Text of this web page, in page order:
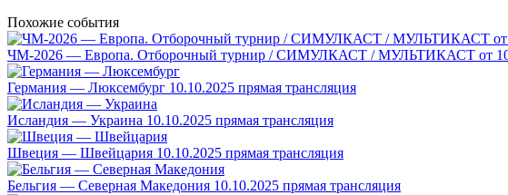
Похожие события
ЧМ-2026 — Европа. Отборочный турнир / СИМУЛКАСТ / МУЛЬТИКАСТ от
Германия — Люксембург 10.10.2025 прямая трансляция
Исландия — Украина 10.10.2025 прямая трансляция
Швеция — Швейцария 10.10.2025 прямая трансляция
Бельгия — Северная Македония 10.10.2025 прямая трансляция